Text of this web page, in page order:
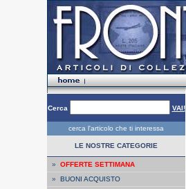
Cerca VAI!
cerca l'articolo che ti interessa
LE NOSTRE CATEGORIE
» OFFERTE SETTIMANA
» BUONI ACQUISTO